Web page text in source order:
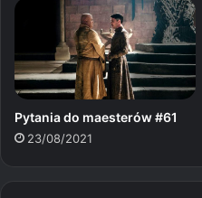
Pytania do maesterów #61
23/08/2021